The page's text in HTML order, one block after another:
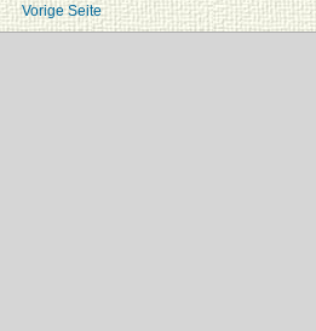
Vorige Seite